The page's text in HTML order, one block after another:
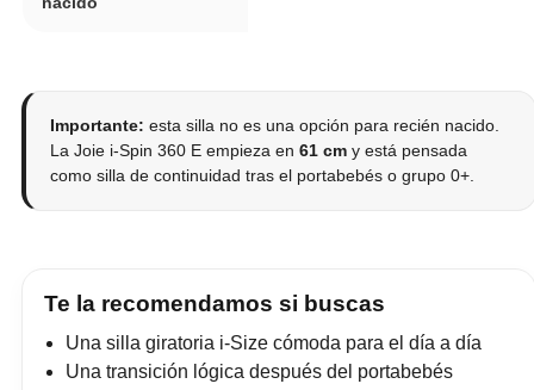
Importante: esta silla no es una opción para recién nacido.
La Joie i-Spin 360 E empieza en 61 cm y está pensada
como silla de continuidad tras el portabebés o grupo 0+.
Te la recomendamos si buscas
Una silla giratoria i-Size cómoda para el día a día
Una transición lógica después del portabebés